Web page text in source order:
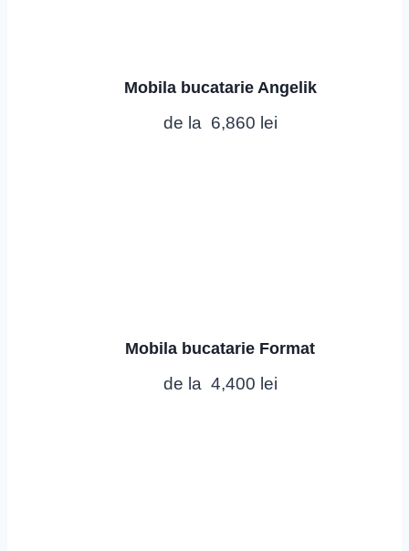
Mobila bucatarie Angelik
de la 6,860 lei
Mobila bucatarie Format
de la 4,400 lei